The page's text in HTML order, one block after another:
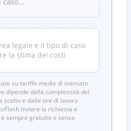
legale e il tipo di caso
la stima dei costi
su tariffe medie di mercato
dipende dalla complessità del
scelto e dalle ore di lavoro
inviare la richiesta e
sempre gratuito e senza